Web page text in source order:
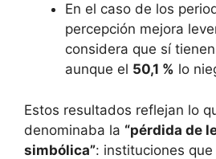
En el caso de los
percepción mejora
considera que sí
aunque el 50,1 % lo
Estos resultados reflejan lo
denominaba la “pérdida de
simbólica”: instituciones